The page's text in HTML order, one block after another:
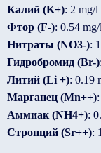
Калий (K+): 2 mg/l
Фтор (F-): 0.54 mg/l
Нитраты (NO3-):
Гидробромид (Br-)
Литий (Li +): 0.19
Марганец (Mn++)
Аммиак (NH4+):
Стронций (Sr++):